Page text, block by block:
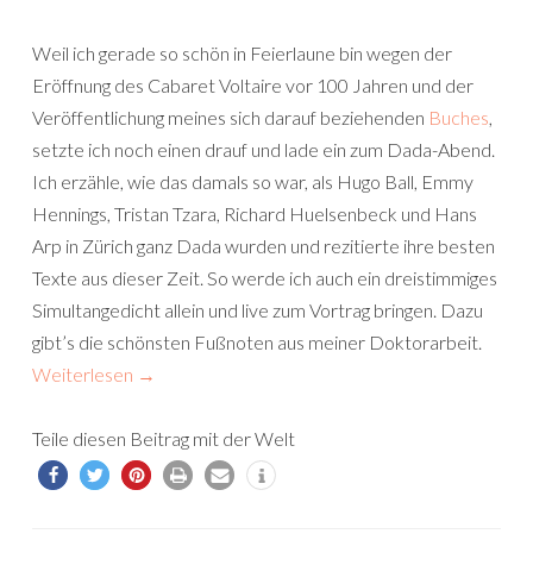
Weil ich gerade so schön in Feierlaune bin wegen der
Eröffnung des Cabaret Voltaire vor 100 Jahren und der
Veröffentlichung meines sich darauf beziehenden Buches,
setzte ich noch einen drauf und lade ein zum Dada-Abend.
Ich erzähle, wie das damals so war, als Hugo Ball, Emmy
Hennings, Tristan Tzara, Richard Huelsenbeck und Hans
Arp in Zürich ganz Dada wurden und rezitierte ihre besten
Texte aus dieser Zeit. So werde ich auch ein dreistimmiges
Simultangedicht allein und live zum Vortrag bringen. Dazu
gibt’s die schönsten Fußnoten aus meiner Doktorarbeit.
Weiterlesen →
Teile diesen Beitrag mit der Welt